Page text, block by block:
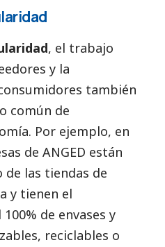
, el trabajo
y la
también
común de
Por ejemplo, en
de ANGED están
las tiendas de
y tienen el
de envases y
reciclables o